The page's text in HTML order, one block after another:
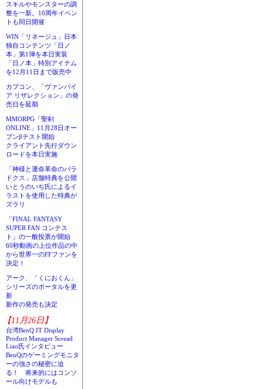
スキルやモンスターの調
整を一新。10周年イベン
トも同日開催
WIN「リネージュ」日本
独自コンテンツ「日ノ
本」第1弾を本日実装
「日ノ本」特別アイテム
を12月11日まで販売中
カプコン、「ヴァンパイ
ア リザレクション」の発
売日を延期
MMORPG「聖剣
ONLINE」11月28日オー
プンβテスト開始
クライアント先行ダウン
ロードを本日実施
「神様と運命革命のパラ
ドクス」店舗特典を公開
いとうのいぢ氏によるイ
ラストを使用した特典が
ズラリ
「FINAL FANTASY
SUPER FAN コンテス
ト」の一般投票が開始
60秒動画の上位作品の中
から世界一のFFファンを
決定！
アーク、「くにおくん」
シリーズのポータルを更
新
新作の発売も決定
【11月26日】
台湾BenQ IT Display
Product Manager Scread
Liao氏インタビュー
BenQのゲーミングモニタ
ーの強さの秘密に迫
る！ 将来的にはコンソ
ール向けモデルも